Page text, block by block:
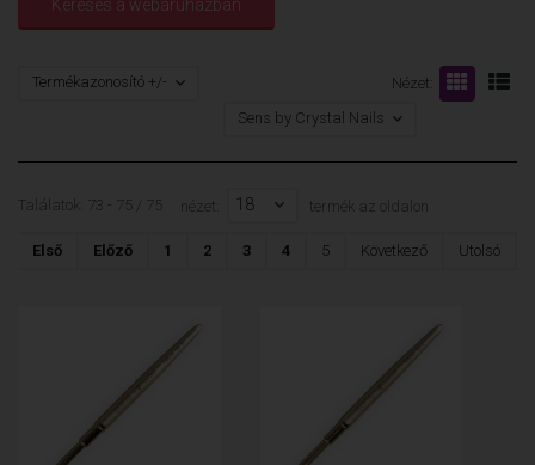
Nézet:
Termékazonosító +/-
Sens by Crystal Nails
Találatok: 73 - 75 / 75 nézet: 18 termék az oldalon
Első Előző 1 2 3 4 5 Következő Utolsó